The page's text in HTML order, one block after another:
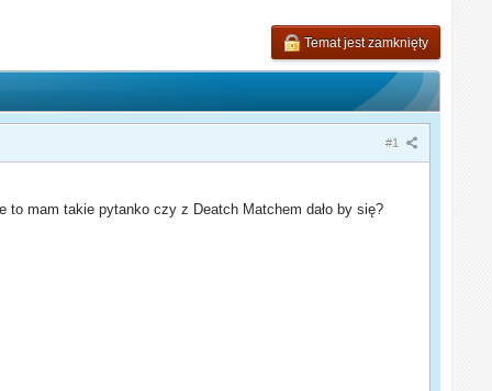
Temat jest zamknięty
#1
to mam takie pytanko czy z Deatch Matchem dało by się?